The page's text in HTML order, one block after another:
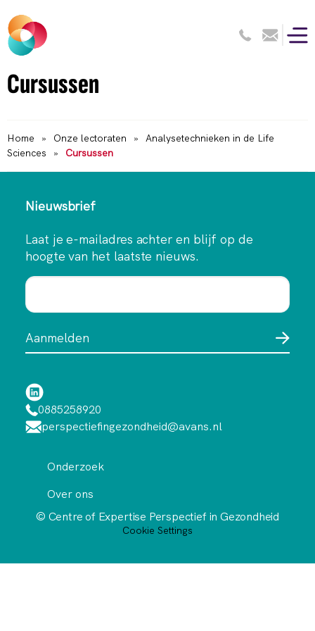
Cursussen
Home » Onze lectoraten »
Analysetechnieken in de Life
Sciences
» Cursussen
Nieuwsbrief
Laat je e-mailadres achter en blijf op de
hoogte van het laatste nieuws.
0885258920
perspectiefingezondheid@avans.nl
Onderzoek
Over ons
© Centre of Expertise Perspectief in Gezondheid
Cookie Settings